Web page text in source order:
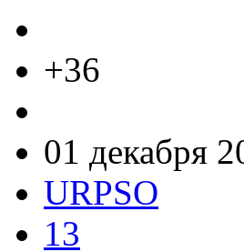
+36
01 декабря
URPSO
13